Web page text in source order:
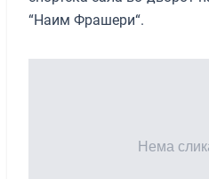
“Наим Фрашери“.